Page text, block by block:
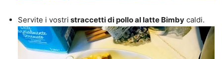
Servite i vostri straccetti di pollo al latte Bimby caldi.